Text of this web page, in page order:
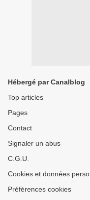
Hébergé par Canalblog
Top articles
Pages
Contact
Signaler un abus
C.G.U.
Cookies et données
Préférences cookies